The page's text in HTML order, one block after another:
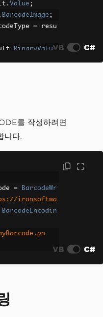
. Value ;
. BarcodeImage ;
= resu
BinaryValu
scan wit
=
Bar
:
"Multifram
true
BarcodeEncodi
false
VB C#
를 작성하려면
니다.
=
BarcodeWr
ironsoftwa
BarcodeEncodin
VB C#